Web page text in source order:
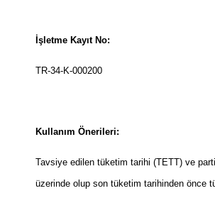
İşletme Kayıt No:
TR-34-K-000200
Kullanım Önerileri:
Tavsiye edilen tüketim tarihi (TETT) ve
üzerinde olup son tüketim tarihinden önce